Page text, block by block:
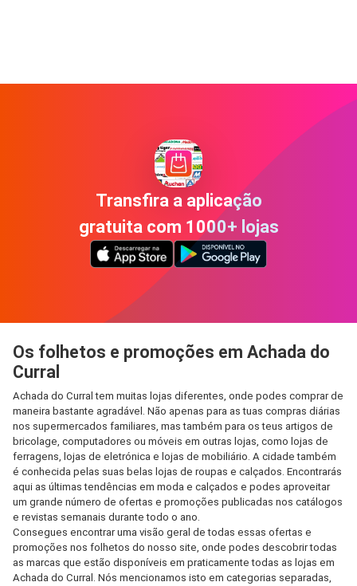
Transfira a aplicação
gratuita com 1000+ lojas
Os folhetos e promoções em Achada do
Curral
Achada do Curral tem muitas lojas diferentes, onde podes comprar de
maneira bastante agradável. Não apenas para as tuas compras diárias
nos supermercados familiares, mas também para os teus artigos de
bricolage, computadores ou móveis em outras lojas, como lojas de
ferragens, lojas de eletrónica e lojas de mobiliário. A cidade também
é conhecida pelas suas belas lojas de roupas e calçados. Encontrarás
aqui as últimas tendências em moda e calçados e podes aproveitar
um grande número de ofertas e promoções publicadas nos catálogos
e revistas semanais durante todo o ano.
Consegues encontrar uma visão geral de todas essas ofertas e
promoções nos folhetos do nosso site, onde podes descobrir todas
as marcas que estão disponíveis em praticamente todas as lojas em
Achada do Curral. Nós mencionamos isto em categorias separadas,